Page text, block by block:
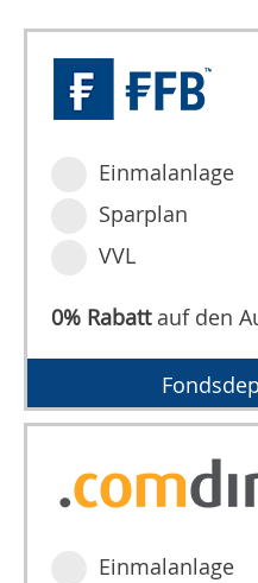
Einmalanlage
Sparplan
VVL
0% Rabattauf den
Einmalanlage